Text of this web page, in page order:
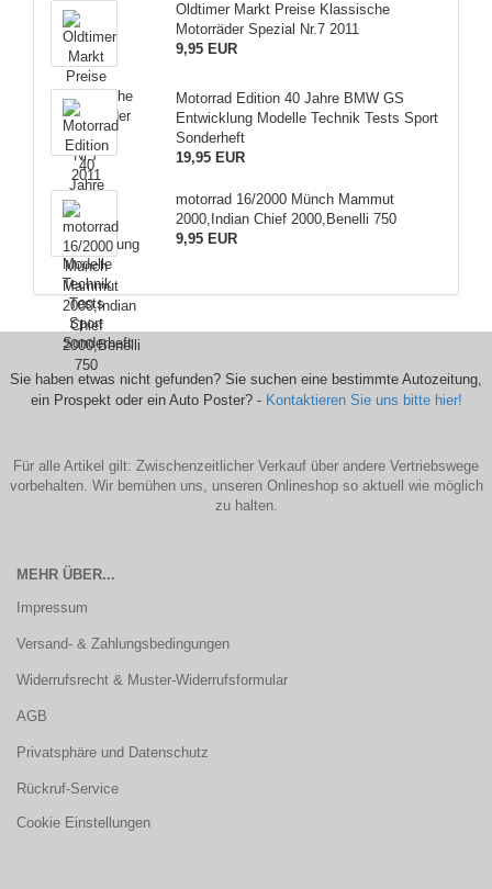
Oldtimer Markt Preise Klassische
Motorräder Spezial Nr.7 2011
9,95 EUR
Motorrad Edition 40 Jahre BMW GS
Entwicklung Modelle Technik Tests Sport
Sonderheft
19,95 EUR
motorrad 16/2000 Münch Mammut
2000,Indian Chief 2000,Benelli 750
9,95 EUR
Sie haben etwas nicht gefunden? Sie suchen eine bestimmte Autozeitung,
ein Prospekt oder ein Auto Poster? - Kontaktieren Sie uns bitte hier!
Für alle Artikel gilt: Zwischenzeitlicher Verkauf über andere Vertriebswege
vorbehalten. Wir bemühen uns, unseren Onlineshop so aktuell wie möglich
zu halten.
MEHR ÜBER...
Impressum
Versand- & Zahlungsbedingungen
Widerrufsrecht & Muster-Widerrufsformular
AGB
Privatsphäre und Datenschutz
Rückruf-Service
Cookie Einstellungen